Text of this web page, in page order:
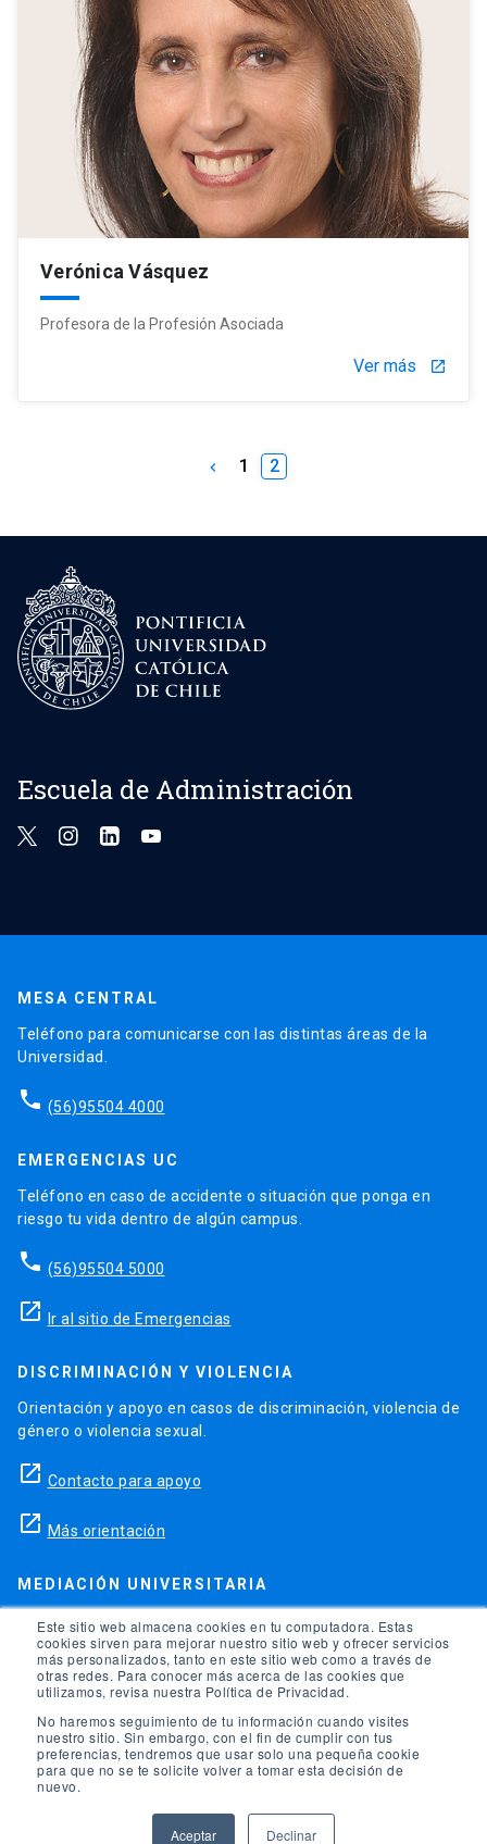
Este sitio web almacena cookies en tu computadora. Estas
cookies sirven para mejorar nuestro sitio web y ofrecer servicios
más personalizados, tanto en este sitio web como a través de
otras redes. Para conocer más acerca de las cookies que
utilizamos, revisa nuestra Política de Privacidad.
No haremos seguimiento de tu información cuando visites
nuestro sitio. Sin embargo, con el fin de cumplir con tus
preferencias, tendremos que usar solo una pequeña cookie
para que no se te solicite volver a tomar esta decisión de
nuevo.
Aceptar Declinar
Verónica Vásquez
Profesora de la Profesión Asociada
Ver más launch
keyboard_arrow_left 1 2
Escuela de Administración
MESA CENTRAL
Teléfono para comunicarse con las distintas áreas de la
Universidad.
phone (56)95504 4000
EMERGENCIAS UC
Teléfono en caso de accidente o situación que ponga en
riesgo tu vida dentro de algún campus.
phone (56)95504 5000
launch Ir al sitio de Emergencias
DISCRIMINACIÓN Y VIOLENCIA
Orientación y apoyo en casos de discriminación, violencia de
género o violencia sexual.
launch Contacto para apoyo
launch Más orientación
MEDIACIÓN UNIVERSITARIA
Teléfonos para orientación y consejo si se ha vulnerado
alguno de tus derechos en la universidad.
phone (56)95504 1691
phone (56)95504 1247
launch Ir a la Oficina de Ombuds UC